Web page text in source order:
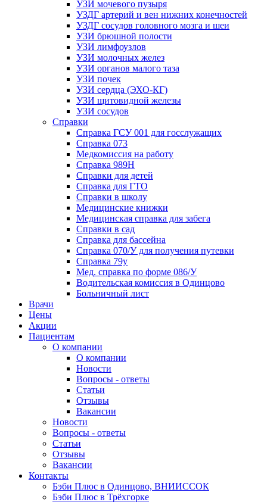
УЗИ мочевого пузыря
УЗДГ артерий и вен нижних конечностей
УЗДГ сосудов головного мозга и шеи
УЗИ брюшной полости
УЗИ лимфоузлов
УЗИ молочных желез
УЗИ органов малого таза
УЗИ почек
УЗИ сердца (ЭХО-КГ)
УЗИ щитовидной железы
УЗИ сосудов
Справки
Справка ГСУ 001 для госслужащих
Справка 073
Медкомиссия на работу
Справка 989Н
Справки для детей
Справка для ГТО
Справки в школу
Медицинские книжки
Медицинская справка для забега
Справки в сад
Справка для бассейна
Справка 070/У для получения путевки
Справка 79у
Мед. справка по форме 086/У
Водительская комиссия в Одинцово
Больничный лист
Врачи
Цены
Акции
Пациентам
О компании
О компании
Новости
Вопросы - ответы
Статьи
Отзывы
Вакансии
Новости
Вопросы - ответы
Статьи
Отзывы
Вакансии
Контакты
Бэби Плюс в Одинцово, ВНИИССОК
Бэби Плюс в Трёхгорке